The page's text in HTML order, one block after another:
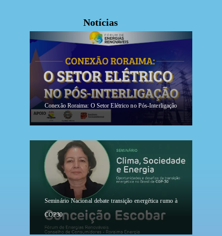
Notícias
Conexão Roraima: O Setor Elétrico no Pós-Interligação
Seminário Nacional debate transição energética rumo à
COP30